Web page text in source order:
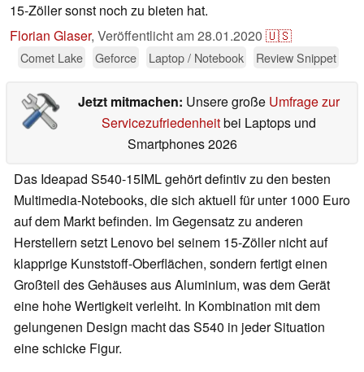
15-Zöller sonst noch zu bieten hat.
Florian Glaser, Veröffentlicht am28.01.2020 🇺🇸
Comet Lake Geforce Laptop / Notebook Review Snippet
Jetzt mitmachen: Unsere große Umfrage zur
Servicezufriedenheitbei Laptops und
Smartphones 2026
Das Ideapad S540-15IML gehört defintiv zu den besten
Multimedia-Notebooks, die sich aktuell für unter 1000 Euro
auf dem Markt befinden. Im Gegensatz zu anderen
Herstellern setzt Lenovo bei seinem 15-Zöller nicht auf
klapprige Kunststoff-Oberflächen, sondern fertigt einen
Großteil des Gehäuses aus Aluminium, was dem Gerät
eine hohe Wertigkeit verleiht. In Kombination mit dem
gelungenen Design macht das S540 in jeder Situation
eine schicke Figur.